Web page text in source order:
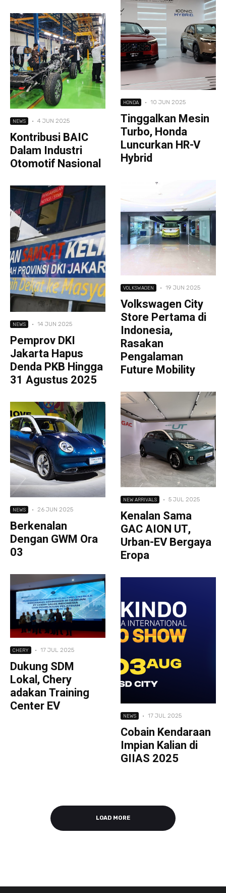
NEWS · 4 JUN 2025
Kontribusi BAIC
Dalam Industri
Otomotif Nasional
NEWS · 14 JUN 2025
Pemprov DKI
Jakarta Hapus
Denda PKB Hingga
31 Agustus 2025
NEWS · 26 JUN 2025
Berkenalan
Dengan GWM Ora
03
CHERY · 17 JUL 2025
Dukung SDM
Lokal, Chery
adakan Training
Center EV
HONDA · 10 JUN 2025
Tinggalkan Mesin
Turbo, Honda
Luncurkan HR-V
Hybrid
VOLKSWAGEN · 19 JUN 2025
Volkswagen City
Store Pertama di
Indonesia,
Rasakan
Pengalaman
Future Mobility
NEW ARRIVALS · 5 JUL 2025
Kenalan Sama
GAC AION UT,
Urban-EV Bergaya
Eropa
NEWS · 17 JUL 2025
Cobain Kendaraan
Impian Kalian di
GIIAS 2025
LOAD MORE